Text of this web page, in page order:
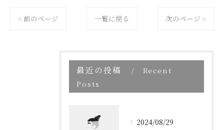
< 前のページ 一覧に戻る 次のページ >
最近の投稿
Recent
Posts
2024/08/29